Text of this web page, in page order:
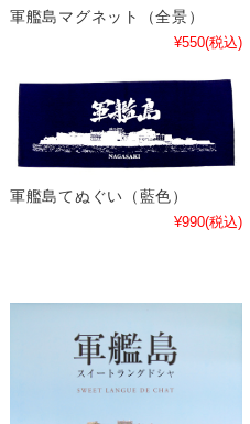
軍艦島マグネット（全景）
¥550(税込)
軍艦島てぬぐい（藍色）
¥990(税込)